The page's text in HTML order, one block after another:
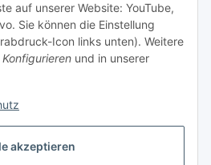
akzeptieren
auf unserer Website: YouTube,
Sie können die Einstellung
Icon links unten). Weitere
Konfigurieren und in unserer
widerrufen